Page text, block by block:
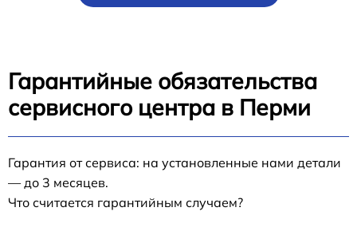
Гарантийные обязательства
сервисного центра в Перми
Гарантия от сервиса: на установленные нами детали
— до 3 месяцев.
Что считается гарантийным случаем?